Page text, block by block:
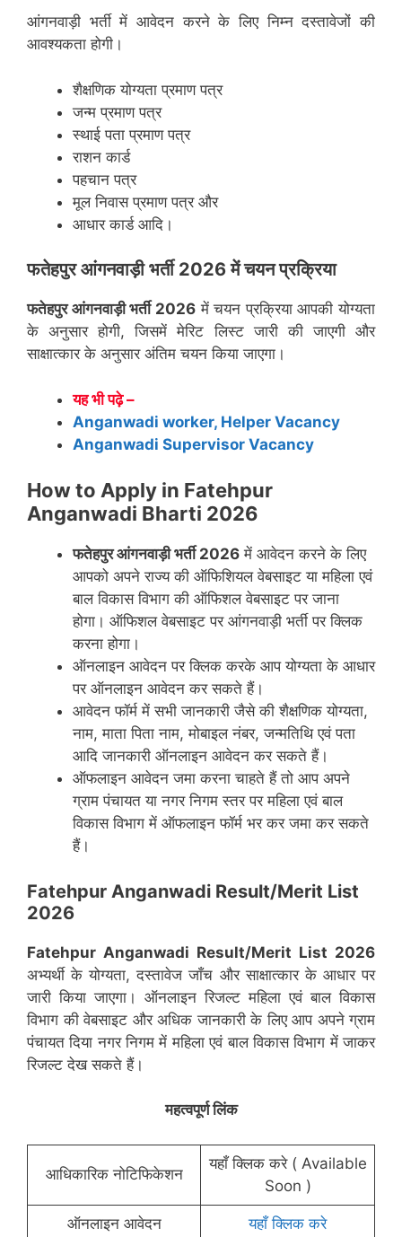
आंगनवाड़ी भर्ती में आवेदन करने के लिए निम्न दस्तावेजों की
आवश्यकता होगी।
शैक्षणिक योग्यता प्रमाण पत्र
जन्म प्रमाण पत्र
स्थाई पता प्रमाण पत्र
राशन कार्ड
पहचान पत्र
मूल निवास प्रमाण पत्र और
आधार कार्ड आदि।
फतेहपुरआंगनवाड़ी भर्ती 2026 में चयन प्रक्रिया
फतेहपुरआंगनवाड़ी भर्ती 2026में चयन प्रक्रिया आपकी योग्यता
के अनुसार होगी, जिसमें मेरिट लिस्ट जारी की जाएगी और
साक्षात्कार के अनुसार अंतिम चयन किया जाएगा।
यह भी पढ़े –
Anganwadi worker, Helper Vacancy
Anganwadi Supervisor Vacancy
How to Apply in Fatehpur
Anganwadi Bharti 2026
फतेहपुरआंगनवाड़ी भर्ती 2026 में आवेदन करने के लिए
आपको अपने राज्य की ऑफिशियल वेबसाइट या महिला एवं
बाल विकास विभाग की ऑफिशल वेबसाइट पर जाना
होगा। ऑफिशल वेबसाइट पर आंगनवाड़ी भर्ती पर क्लिक
करना होगा।
ऑनलाइन आवेदन पर क्लिक करके आप योग्यता के आधार
पर ऑनलाइन आवेदन कर सकते हैं।
आवेदन फॉर्म में सभी जानकारी जैसे की शैक्षणिक योग्यता,
नाम, माता पिता नाम, मोबाइल नंबर, जन्मतिथि एवं पता
आदि जानकारी ऑनलाइन आवेदन कर सकते हैं।
ऑफलाइन आवेदन जमा करना चाहते हैं तो आप अपने
ग्राम पंचायत या नगर निगम स्तर पर महिला एवं बाल
विकास विभाग में ऑफलाइन फॉर्म भर कर जमा कर सकते
हैं।
Fatehpur Anganwadi Result/Merit List
2026
Fatehpur Anganwadi Result/Merit List 2026
अभ्यर्थी के योग्यता, दस्तावेज जाँच और साक्षात्कार के आधार पर
जारी किया जाएगा। ऑनलाइन रिजल्ट महिला एवं बाल विकास
विभाग की वेबसाइट और अधिक जानकारी के लिए आप अपने ग्राम
पंचायत दिया नगर निगम में महिला एवं बाल विकास विभाग में जाकर
रिजल्ट देख सकते हैं।
महत्वपूर्ण लिंक
आधिकारिक नोटिफिकेशन
यहाँ क्लिक करे ( Available
Soon )
ऑनलाइन आवेदन यहाँ क्लिक करे